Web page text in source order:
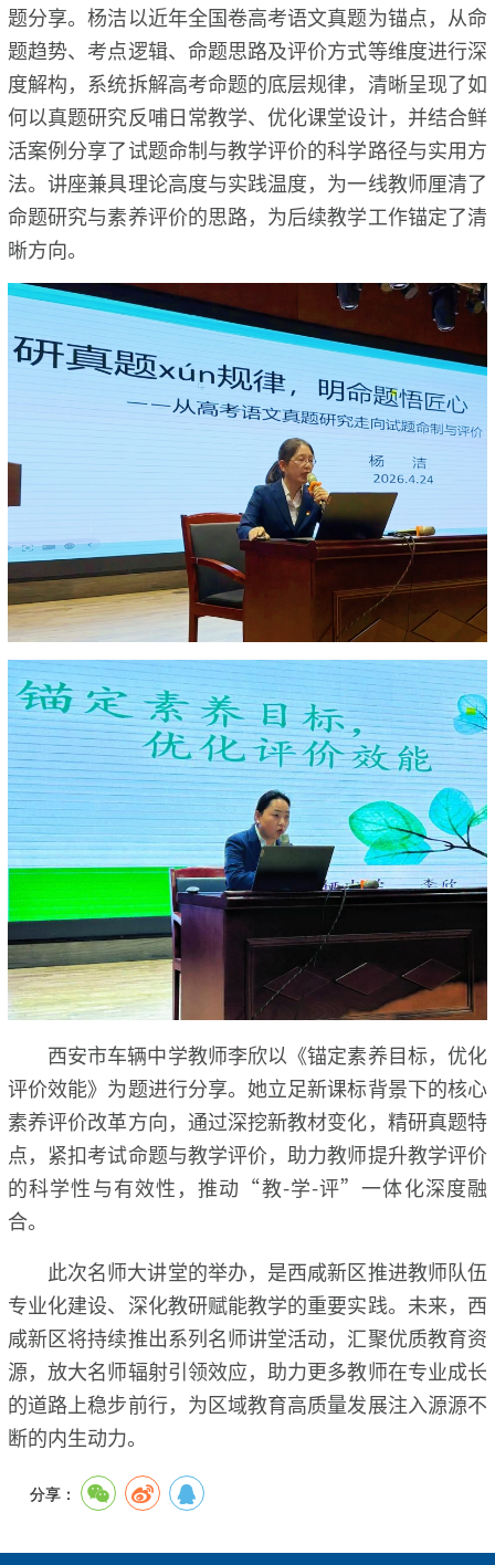
题分享。杨洁以近年全国卷高考语文真题为锚点，从命
题趋势、考点逻辑、命题思路及评价方式等维度进行深
度解构，系统拆解高考命题的底层规律，清晰呈现了如
何以真题研究反哺日常教学、优化课堂设计，并结合鲜
活案例分享了试题命制与教学评价的科学路径与实用方
法。讲座兼具理论高度与实践温度，为一线教师厘清了
命题研究与素养评价的思路，为后续教学工作锚定了清
晰方向。
西安市车辆中学教师李欣以《锚定素养目标，优化
评价效能》为题进行分享。她立足新课标背景下的核心
素养评价改革方向，通过深挖新教材变化，精研真题特
点，紧扣考试命题与教学评价，助力教师提升教学评价
的科学性与有效性，推动“教-学-评”一体化深度融
合。
此次名师大讲堂的举办，是西咸新区推进教师队伍
专业化建设、深化教研赋能教学的重要实践。未来，西
咸新区将持续推出系列名师讲堂活动，汇聚优质教育资
源，放大名师辐射引领效应，助力更多教师在专业成长
的道路上稳步前行，为区域教育高质量发展注入源源不
断的内生动力。
分享：